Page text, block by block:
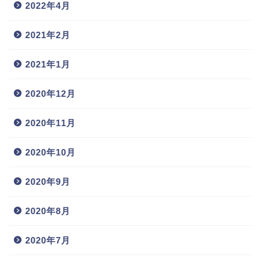
2022年4月
2021年2月
2021年1月
2020年12月
2020年11月
2020年10月
2020年9月
2020年8月
2020年7月